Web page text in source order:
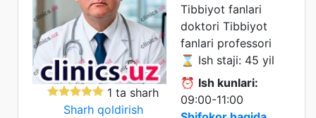
1 ta sharh
Sharh qoldirish
Tibbiyot fanlari
doktori Tibbiyot
fanlari professori
⌛ Ish staji: 45 yil
⏰ Ish kunlari:
09:00-11:00